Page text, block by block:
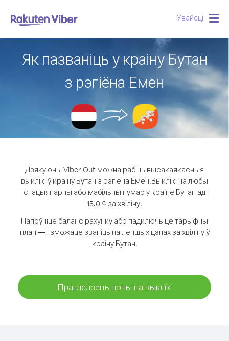
Увайсці
Як пазваніць у краіну Бутан
з рэгіёна Емен
Дзякуючы Viber Out можна рабіць высакаякасныя
выклікі ў краіну Бутан з рэгіёна Емен.Выклікі на любы
стацыянарны або мабільны нумар у краіне Бутан ад
15.0 ¢ за хвіліну.
Папоўніце баланс рахунку або падключыце тарыфны
план — і зможаце званіць па лепшых цэнах за хвіліну ў
краіну Бутан.
Прагледзець цэны на выклікі